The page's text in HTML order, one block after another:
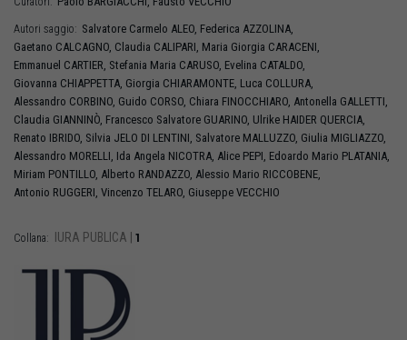
Autori saggio: Salvatore Carmelo ALEO, Federica AZZOLINA,
Gaetano CALCAGNO, Claudia CALIPARI, Maria Giorgia CARACENI,
Emmanuel CARTIER, Stefania Maria CARUSO, Evelina CATALDO,
Giovanna CHIAPPETTA, Giorgia CHIARAMONTE, Luca COLLURA,
Alessandro CORBINO, Guido CORSO, Chiara FINOCCHIARO, Antonella GALLETTI,
Claudia GIANNINÒ, Francesco Salvatore GUARINO, Ulrike HAIDER QUERCIA,
Renato IBRIDO, Silvia JELO DI LENTINI, Salvatore MALLUZZO, Giulia MIGLIAZZO,
Alessandro MORELLI, Ida Angela NICOTRA, Alice PEPI, Edoardo Mario PLATANIA,
Miriam PONTILLO, Alberto RANDAZZO, Alessio Mario RICCOBENE,
Antonio RUGGERI, Vincenzo TELARO, Giuseppe VECCHIO
Collana: IURA PUBLICA 1